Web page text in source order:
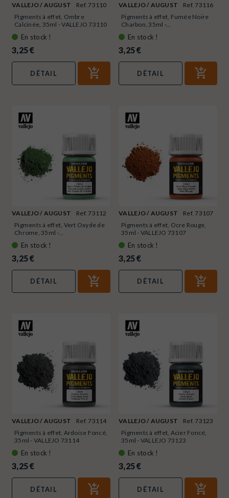
VALLEJO / AUGUST
Ref. 73110
Pigments à effet, Ombre
Calcinée, 35ml - VALLEJO 73110
En stock !
3,25 €
DÉTAIL
VALLEJO / AUGUST
Ref. 73116
Pigments à effet, Fumée Noire
Charbon, 35ml -...
En stock !
3,25 €
DÉTAIL
VALLEJO / AUGUST
Ref. 73112
Pigments à effet, Vert Oxyde de
Chrome, 35ml -...
En stock !
3,25 €
DÉTAIL
VALLEJO / AUGUST
Ref. 73107
Pigments à effet, Ocre Rouge,
35ml - VALLEJO 73107
En stock !
3,25 €
DÉTAIL
VALLEJO / AUGUST
Ref. 73114
Pigments à effet, Ardoise Foncé,
35ml - VALLEJO 73114
En stock !
3,25 €
DÉTAIL
VALLEJO / AUGUST
Ref. 73123
Pigments à effet, Acier Foncé,
35ml - VALLEJO 73123
En stock !
3,25 €
DÉTAIL